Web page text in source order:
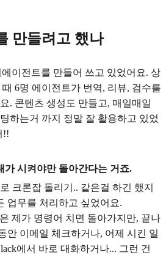
만들려고 했나
에이전트를 만들어 쓰고 있었어요. 상
6명 에이전트가 번역, 리뷰, 검수를
. 콘텐츠 생성도 만들고, 매일매일
하는거 까지 정말 잘 활용하고 있었
!!
가 시켜야만 돌아간다는 거죠.
크론잡 돌리기.. 같은걸 하긴 했지
업무를 처리하고 싶었어요.
제가 명령어 치면 돌아가지만, 끝나
안 이메일 체크하거나, 어제 시킨 일
에서 바로 대화하거나... 그런 건